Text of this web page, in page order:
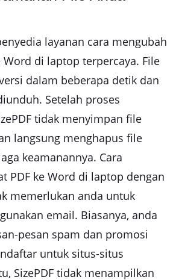
layanan cara mengubah
Word di laptop terpercaya. File
dalam beberapa detik dan
Setelah proses
tidak menyimpan file
langsung menghapus file
keamanannya. Cara
PDF ke Word di laptop dengan
memerlukan anda untuk
email. Biasanya, anda
pesan spam dan promosi
untuk situs-situs
SizePDF tidak menampilkan